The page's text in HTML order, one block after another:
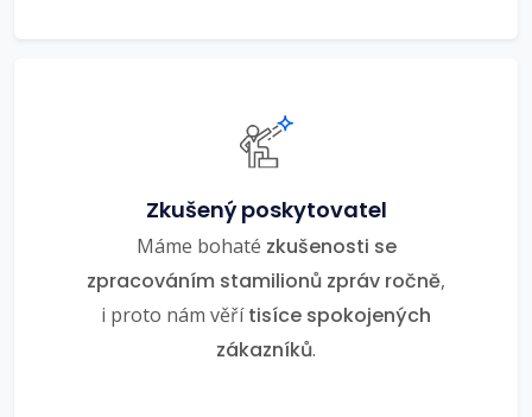
Zkušený poskytovatel
Máme bohaté zkušenosti se
zpracováním stamilionů zpráv ročně,
i proto nám věřítisíce spokojených
zákazníků.